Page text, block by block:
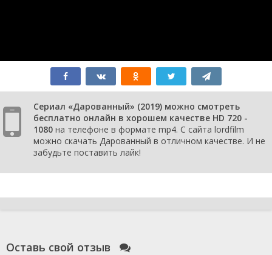
Сериал «Дарованный» (2019) можно смотреть
бесплатно онлайн в хорошем качестве HD 720 -
1080 на телефоне в формате mp4. С сайта lordfilm
можно скачать Дарованный в отличном качестве. И не
забудьте поставить лайк!
Оставь свой отзыв